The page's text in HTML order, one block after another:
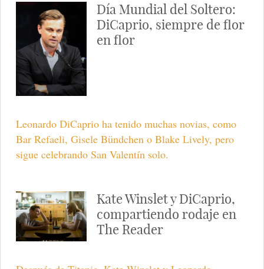
Día Mundial del Soltero:
DiCaprio, siempre de flor
en flor
Leonardo DiCaprio ha tenido muchas novias, como
Bar Refaeli, Gisele Bündchen o Blake Lively, pero
sigue celebrando San Valentín solo.
Kate Winslet y DiCaprio,
compartiendo rodaje en
The Reader